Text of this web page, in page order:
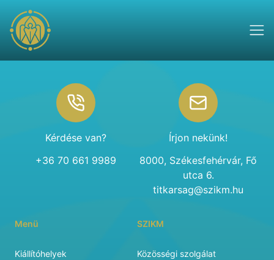
Kérdése van?
+36 70 661 9989
Írjon nekünk!
8000, Székesfehérvár, Fő
utca 6.
titkarsag@szikm.hu
Menü
Kiállítóhelyek
SZIKM
Közösségi szolgálat